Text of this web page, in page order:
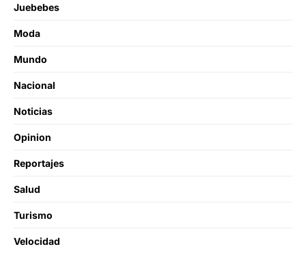
Juebebes
Moda
Mundo
Nacional
Noticias
Opinion
Reportajes
Salud
Turismo
Velocidad